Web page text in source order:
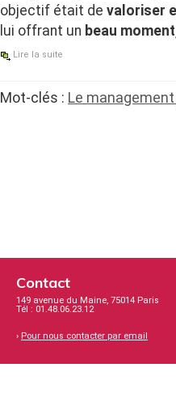
objectif était de valoriser
lui offrant un beau
Lire la suite
Mot-clés : Le
Contact
149 avenue du Maine, 75014 Paris
Tél : 01.48.06.23.12
› Pour nous contacter par email